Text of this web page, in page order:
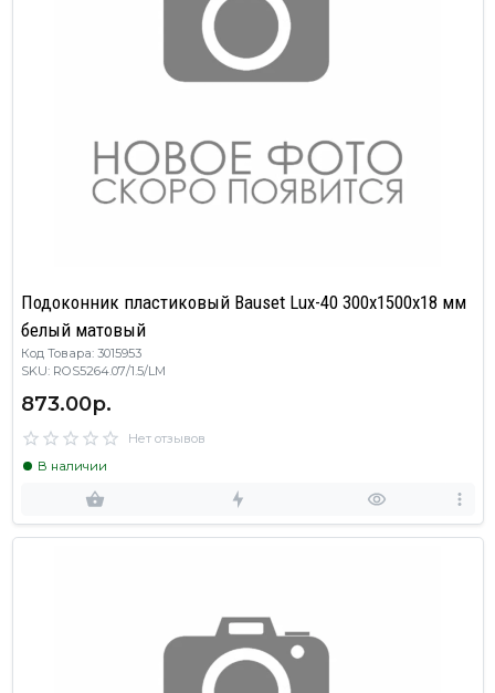
Подоконник пластиковый Bauset Lux-40 300х1500х18 мм
белый матовый
Код Товара: 3015953
SKU: ROS5264.07/1.5/LM
873.00р.
Нет отзывов
В наличии